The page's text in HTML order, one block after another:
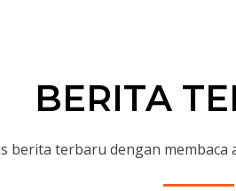
BERITA
berita terbaru dengan membaca